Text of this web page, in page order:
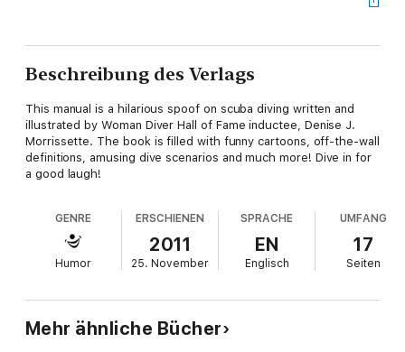
Beschreibung des Verlags
This manual is a hilarious spoof on scuba diving written and
illustrated by Woman Diver Hall of Fame inductee, Denise J.
Morrissette. The book is filled with funny cartoons, off-the-wall
definitions, amusing dive scenarios and much more! Dive in for
a good laugh!
GENRE
Humor
ERSCHIENEN
2011
25. November
SPRACHE
EN
Englisch
UMFANG
17
Seiten
Mehr ähnliche Bücher